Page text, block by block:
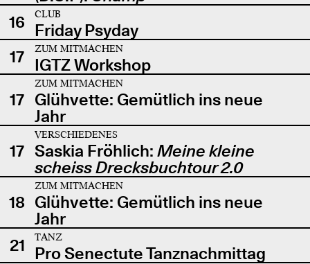
16
CLUB
Friday Psyday
17
ZUM MITMACHEN
IGTZ Workshop
17
ZUM MITMACHEN
Glühvette: Gemütlich ins neue
Jahr
17
VERSCHIEDENES
Saskia Fröhlich: Meine kleine
scheiss Drecksbuchtour 2.0
18
ZUM MITMACHEN
Glühvette: Gemütlich ins neue
Jahr
21
TANZ
Pro Senectute Tanznachmittag